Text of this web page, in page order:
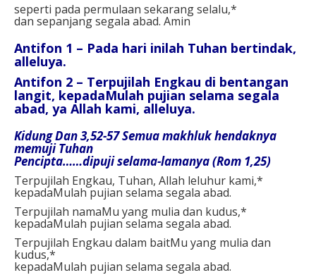
seperti pada permulaan sekarang selalu,*
dan sepanjang segala abad. Amin
Antifon 1 – Pada hari inilah Tuhan bertindak,
alleluya.
Antifon 2 – Terpujilah Engkau di bentangan
langit, kepadaMulah pujian selama segala
abad, ya Allah kami, alleluya.
Kidung Dan 3,52-57 Semua makhluk hendaknya
memuji Tuhan
Pencipta……dipuji selama-lamanya (Rom 1,25)
Terpujilah Engkau, Tuhan, Allah leluhur kami,*
kepadaMulah pujian selama segala abad.
Terpujilah namaMu yang mulia dan kudus,*
kepadaMulah pujian selama segala abad.
Terpujilah Engkau dalam baitMu yang mulia dan
kudus,*
kepadaMulah pujian selama segala abad.